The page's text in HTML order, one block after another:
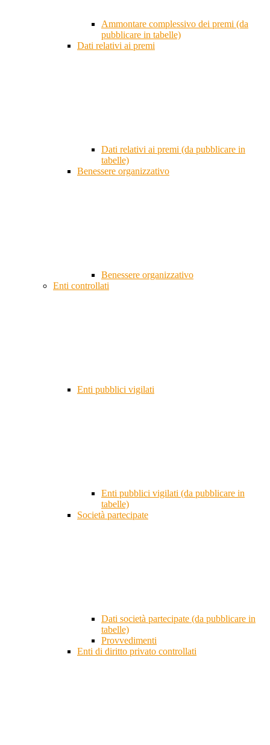
Ammontare complessivo dei premi (da
pubblicare in tabelle)
Dati relativi ai premi
Dati relativi ai premi (da pubblicare in
tabelle)
Benessere organizzativo
Benessere organizzativo
Enti controllati
Enti pubblici vigilati
Enti pubblici vigilati (da pubblicare in
tabelle)
Società partecipate
Dati società partecipate (da pubblicare in
tabelle)
Provvedimenti
Enti di diritto privato controllati